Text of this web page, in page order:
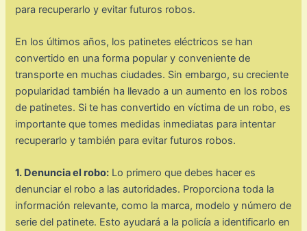
para recuperarlo y evitar futuros robos.
En los últimos años, los patinetes eléctricos se han
convertido en una forma popular y conveniente de
transporte en muchas ciudades. Sin embargo, su creciente
popularidad también ha llevado a un aumento en los robos
de patinetes. Si te has convertido en víctima de un robo, es
importante que tomes medidas inmediatas para intentar
recuperarlo y también para evitar futuros robos.
1. Denuncia el robo: Lo primero que debes hacer es
denunciar el robo a las autoridades. Proporciona toda la
información relevante, como la marca, modelo y número de
serie del patinete. Esto ayudará a la policía a identificarlo en